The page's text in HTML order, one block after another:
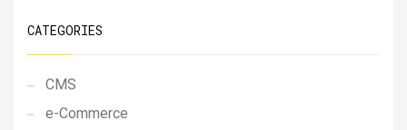
CATEGORIES
CMS
e-Commerce